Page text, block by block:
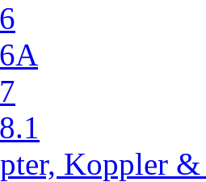
Koppler &